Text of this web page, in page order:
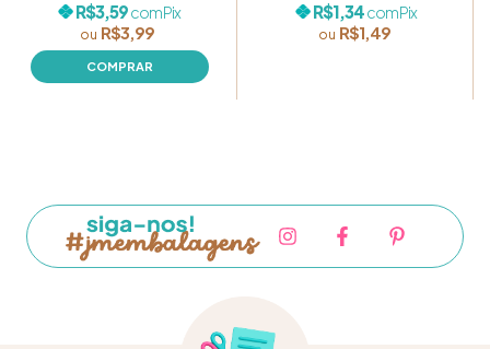
10g Ref. MP024
R$3,99
R$3,59comPix
unidades
R$1,49
R$1,34comPix